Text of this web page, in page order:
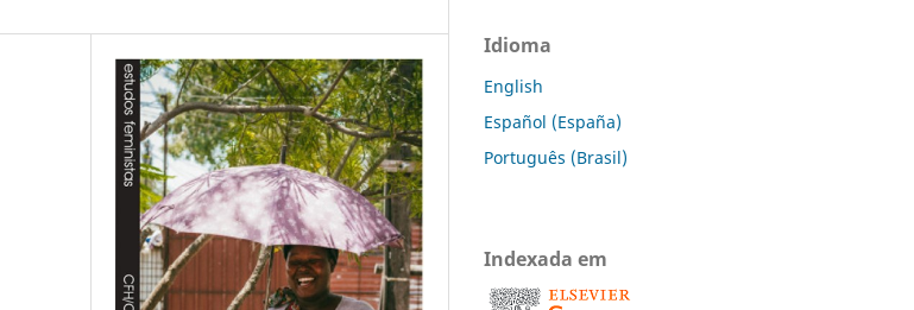
Idioma
English
Español (España)
Português (Brasil)
Indexada em